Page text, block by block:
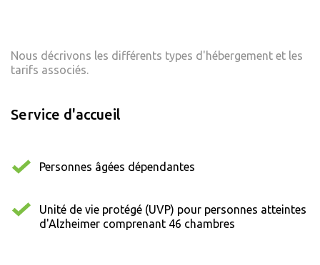
Nous décrivons les différents types d'hébergement et les
tarifs associés.
Service d'accueil
Personnes âgées dépendantes
Unité de vie protégé (UVP) pour personnes atteintes
d'Alzheimer comprenant 46 chambres